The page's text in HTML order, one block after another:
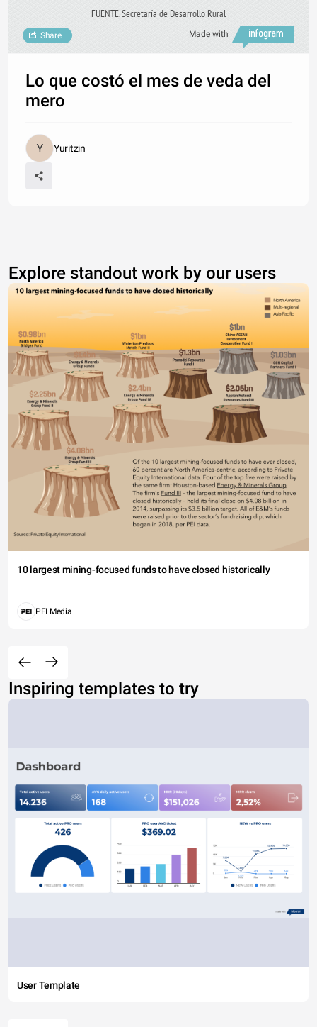
FUENTE. Secretaría de Desarrollo Rural
Made with
Share
Lo que costó el mes de veda del
mero
Yuritzin
Explore standout work by our users
10 largest mining-focused funds to have closed historically
PEI Media
Inspiring templates to try
User Template